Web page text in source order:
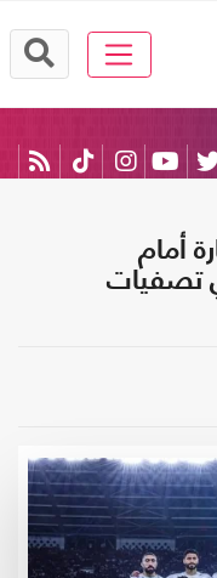
أمام
تصفيات